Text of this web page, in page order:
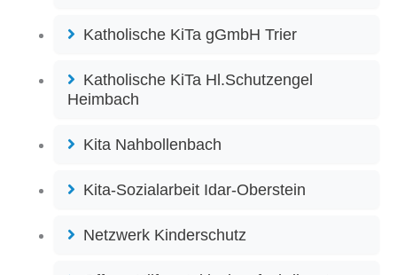
Katholische KiTa gGmbH Trier
Katholische KiTa Hl.Schutzengel
Heimbach
Kita Nahbollenbach
Kita-Sozialarbeit Idar-Oberstein
Netzwerk Kinderschutz